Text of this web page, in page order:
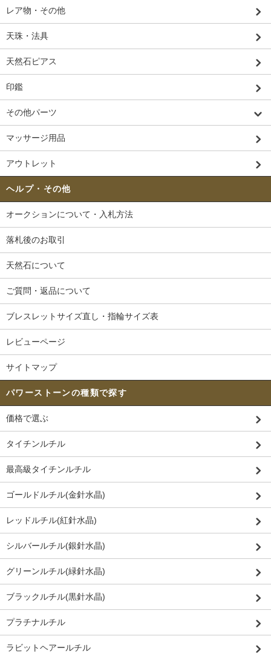
レア物・その他
天珠・法具
天然石ピアス
印鑑
その他パーツ
マッサージ用品
アウトレット
ヘルプ・その他
オークションについて・入札方法
落札後のお取引
天然石について
ご質問・返品について
ブレスレットサイズ直し・指輪サイズ表
レビューページ
サイトマップ
パワーストーンの種類で探す
価格で選ぶ
タイチンルチル
最高級タイチンルチル
ゴールドルチル(金針水晶)
レッドルチル(紅針水晶)
シルバールチル(銀針水晶)
グリーンルチル(緑針水晶)
ブラックルチル(黒針水晶)
プラチナルチル
ラビットヘアールチル